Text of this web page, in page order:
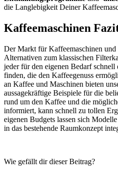
die Langlebigkeit Deiner
Kaffeemaschinen
Der Markt für Kaffeemaschinen
Alternativen zum klassischen
jeder für den eigenen Bedarf schnell
finden, die den Kaffeegenuss
an Kaffee und Maschinen bieten
aussagekräftige Beispiele für die
rund um den Kaffee und die
informiert, kann schnell zu tollen
eigenen Budgets lassen sich
in das bestehende Raumkonzept
Wie gefällt dir dieser Beitrag?